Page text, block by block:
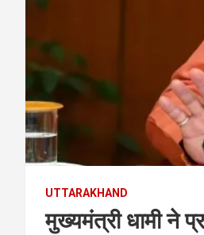
UTTARAKHAND
मुख्यमंत्री धामी ने